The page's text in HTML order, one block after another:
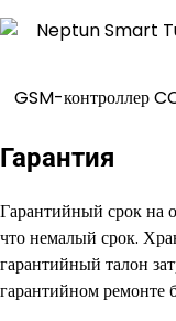
GSM-контроллер
Гарантия
Гарантийный срок на
что немалый срок.
гарантийный талон
гарантийном ремонте